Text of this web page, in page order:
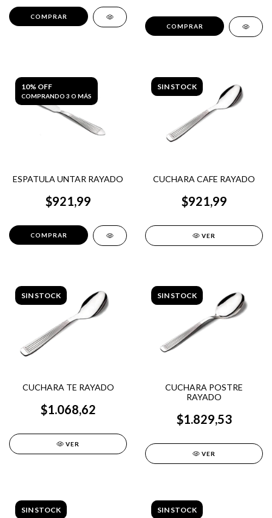
10% OFF
COMPRANDO 3 O MÁS
ESPATULA UNTAR RAYADO
$921,99
SIN STOCK
CUCHARA CAFE RAYADO
$921,99
VER
SIN STOCK
CUCHARA TE RAYADO
$1.068,62
VER
SIN STOCK
CUCHARA POSTRE
RAYADO
$1.829,53
VER
SIN STOCK SIN STOCK